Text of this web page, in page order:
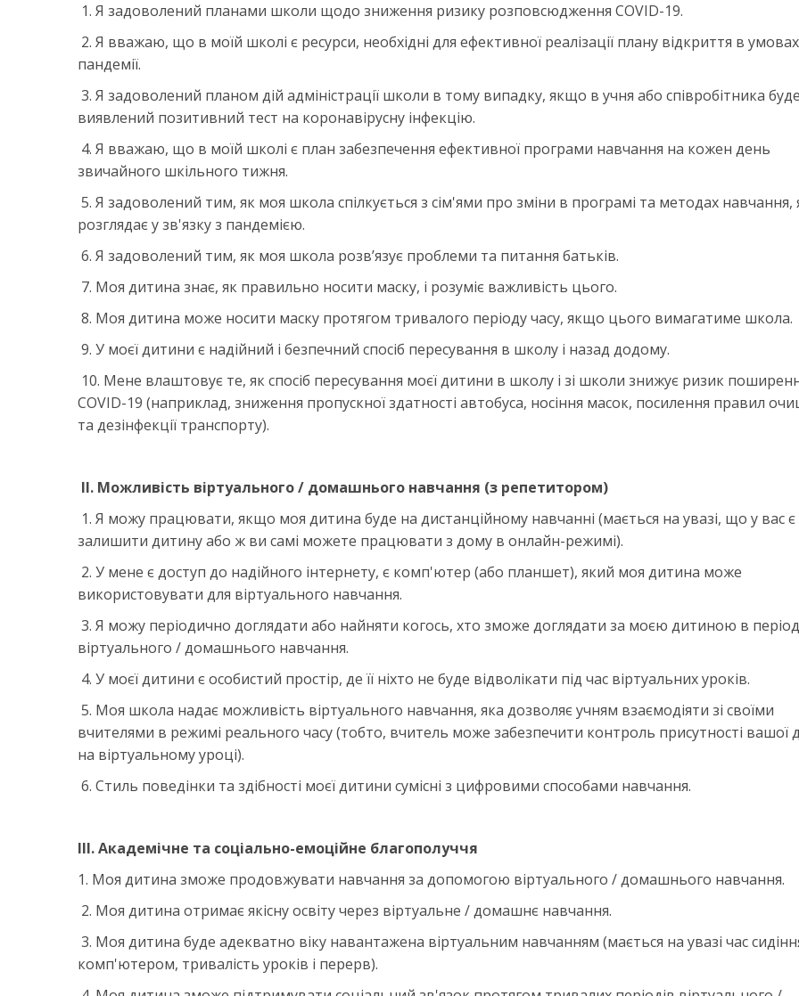
1. Я задоволений планами школи щодо зниження ризику розповсюдження COVID-19.
2. Я вважаю, що в моїй школі є ресурси, необхідні для ефективної реалізації плану відкриття в умовах
пандемії.
3. Я задоволений планом дій адміністрації школи в тому випадку, якщо в учня або співробітника буде
виявлений позитивний тест на коронавірусну інфекцію.
4. Я вважаю, що в моїй школі є план забезпечення ефективної програми навчання на кожен день
звичайного шкільного тижня.
5. Я задоволений тим, як моя школа спілкується з сім'ями про зміни в програмі та методах навчання,
розглядає у зв'язку з пандемією.
6. Я задоволений тим, як моя школа розв’язує проблеми та питання батьків.
7. Моя дитина знає, як правильно носити маску, і розуміє важливість цього.
8. Моя дитина може носити маску протягом тривалого періоду часу, якщо цього вимагатиме школа.
9. У моєї дитини є надійний і безпечний спосіб пересування в школу і назад додому.
10. Мене влаштовує те, як спосіб пересування моєї дитини в школу і зі школи знижує ризик
COVID-19 (наприклад, зниження пропускної здатності автобуса, носіння масок, посилення правил
та дезінфекції транспорту).
II. Можливість віртуального / домашнього навчання (з репетитором)
1. Я можу працювати, якщо моя дитина буде на дистанційному навчанні (мається на увазі, що у вас
залишити дитину або ж ви самі можете працювати з дому в онлайн-режимі).
2. У мене є доступ до надійного інтернету, є комп'ютер (або планшет), який моя дитина може
використовувати для віртуального навчання.
3. Я можу періодично доглядати або найняти когось, хто зможе доглядати за моєю дитиною в
віртуального / домашнього навчання.
4. У моєї дитини є особистий простір, де її ніхто не буде відволікати під час віртуальних уроків.
5. Моя школа надає можливість віртуального навчання, яка дозволяє учням взаємодіяти зі своїми
вчителями в режимі реального часу (тобто, вчитель може забезпечити контроль присутності вашої
на віртуальному уроці).
6. Стиль поведінки та здібності моєї дитини сумісні з цифровими способами навчання.
III. Академічне та соціально-емоційне благополуччя
1. Моя дитина зможе продовжувати навчання за допомогою віртуального / домашнього навчання.
2. Моя дитина отримає якісну освіту через віртуальне / домашнє навчання.
3. Моя дитина буде адекватно віку навантажена віртуальним навчанням (мається на увазі час
комп'ютером, тривалість уроків і перерв).